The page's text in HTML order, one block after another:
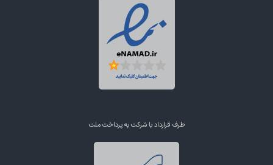
طرف قرارداد با شرکت به پرداخت ملت